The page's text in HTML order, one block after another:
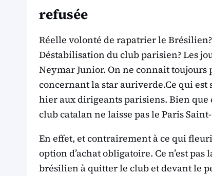
refusée
Réelle volonté de rapatrier le
Déstabilisation du club parisien? Les
Neymar Junior. On ne connait
concernant la star auriverde.Ce qui est
hier aux dirigeants parisiens. Bien
club catalan ne laisse pas le Paris
En effet, et contrairement à ce qui
option d’achat obligatoire. Ce n’est
brésilien à quitter le club et devant le